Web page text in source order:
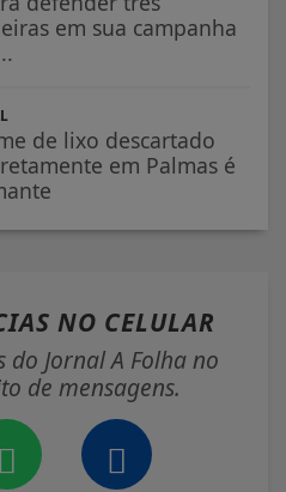
em sua campanha
de lixo descartado
em Palmas é
NO CELULAR
do Jornal A Folha no
de mensagens.